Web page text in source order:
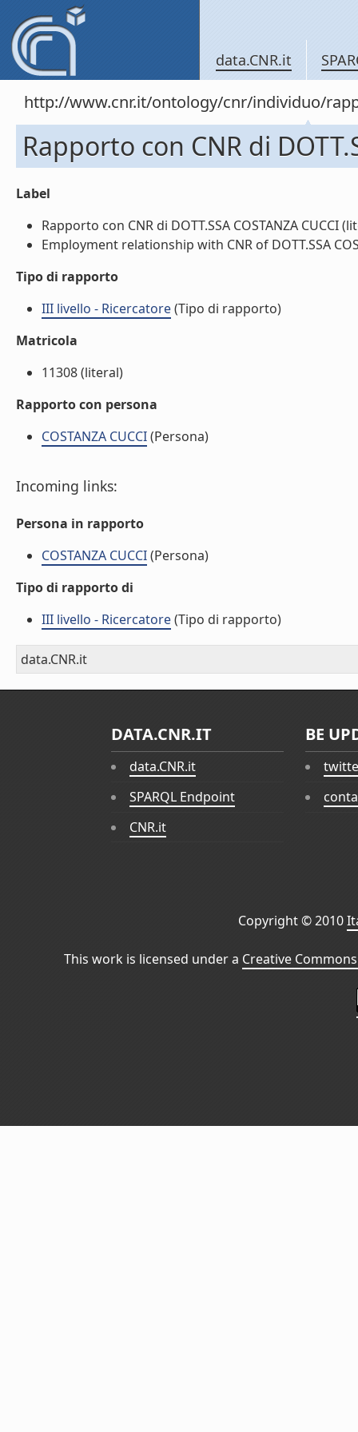
data.CNR.it
http://www.cnr.it/ontology/cnr/individuo/
Rapporto con CNR di
Label
Rapporto con CNR di DOTT.SSA COSTANZA CUCCI
Employment relationship with CNR of DOTT.SSA
Tipo di rapporto
III livello - Ricercatore(Tipo di rapporto)
Matricola
11308 (literal)
Rapporto con persona
COSTANZA CUCCI(Persona)
Incoming links:
Persona in rapporto
COSTANZA CUCCI(Persona)
Tipo di rapporto di
III livello - Ricercatore(Tipo di rapporto)
data.CNR.it
DATA.CNR.IT
data.CNR.it
SPARQL Endpoint
CNR.it
BE
Copyright © 2010
This work is licensed under a Creative